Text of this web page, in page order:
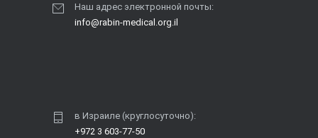
Наш адрес электронной почты:
info@rabin-medical.org.il
в Израиле (круглосуточно):
+972 3 603-77-50